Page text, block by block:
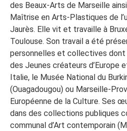
des Beaux-Arts de Marseille ainsi
Maîtrise en Arts-Plastiques de
Jaurès. Elle vit et travaille à
Toulouse. Son travail a été
personnelles et collectives dont
des Jeunes créateurs d’Europe
Italie, le Musée National du
(Ouagadougou) ou Marseille-
Européenne de la Culture. Ses
dans des collections publiques
communal d’Art contemporain